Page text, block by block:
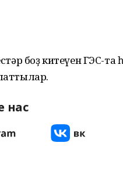
боҙ китеүен ГЭС-
нас